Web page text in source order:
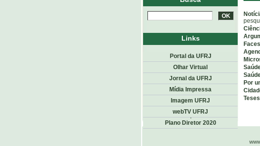
Por
Links
Portal da UFRJ
Olhar Virtual
Jornal da UFRJ
Mídia Impressa
Imagem UFRJ
webTV UFRJ
Plano Diretor 2020
<< voltar Topo